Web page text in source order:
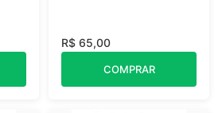
R$ 65,00
COMPRAR